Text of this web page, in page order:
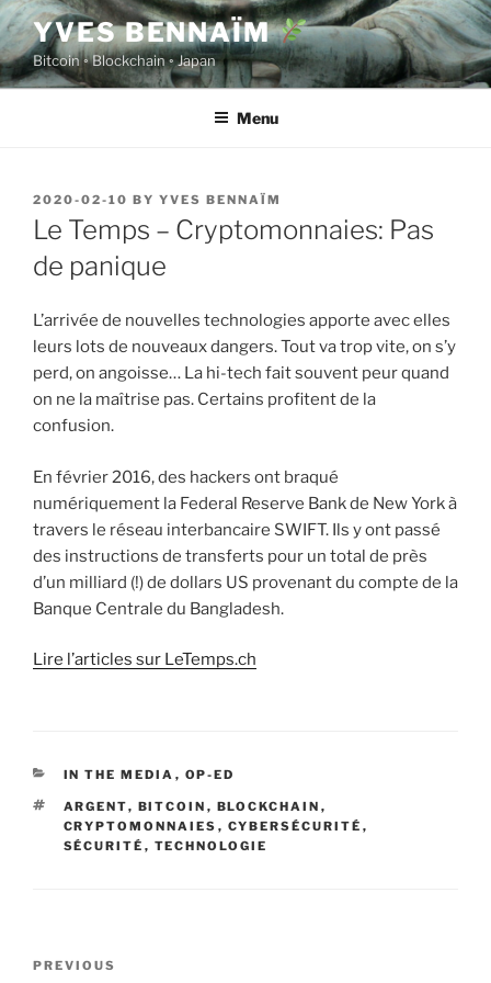
Skip
to
content
YVES BENNAÏM
Bitcoin ◦ Blockchain ◦ Japan
Menu
POSTED
ON
2020-02-10 BY YVES BENNAÏM
Le Temps – Cryptomonnaies: Pas
de panique
L’arrivée de nouvelles technologies apporte avec elles
leurs lots de nouveaux dangers. Tout va trop vite, on s’y
perd, on angoisse… La hi-tech fait souvent peur quand
on ne la maîtrise pas. Certains profitent de la
confusion.
En février 2016, des hackers ont braqué
numériquement la Federal Reserve Bank de New York à
travers le réseau interbancaire SWIFT. Ils y ont passé
des instructions de transferts pour un total de près
d’un milliard (!) de dollars US provenant du compte de la
Banque Centrale du Bangladesh.
Lire l’articles sur LeTemps.ch
CATEGORIES
IN THE MEDIA , OP-ED
TAGS
ARGENT, BITCOIN , BLOCKCHAIN ,
CRYPTOMONNAIES , CYBERSÉCURITÉ ,
SÉCURITÉ , TECHNOLOGIE
Previous
PREVIOUS